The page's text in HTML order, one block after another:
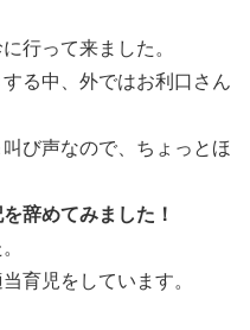
行って来ました。
る中、外ではお利口さん
び声なので、ちょっとほ
辞めてみました！
育児をしています。